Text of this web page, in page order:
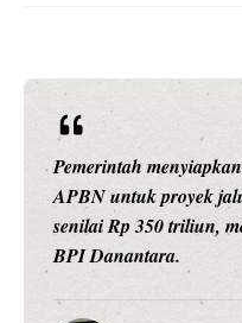
Pemerintah
APBN untuk proyek
senilai Rp 350 triliun,
BPI Danantara.